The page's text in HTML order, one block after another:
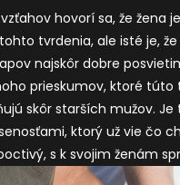
hovorí sa, že žena
tvrdenia, ale isté je,
najskôr dobre
prieskumov, ktoré túto
skôr starších mužov.
ktorý už vie čo
s k svojim ženám